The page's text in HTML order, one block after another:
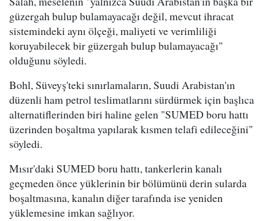
güzergah bulup bulamayacağı değil, mevcut ihracat
sistemindeki aynı ölçeği, maliyeti ve verimliliği
koruyabilecek bir güzergah bulup bulamayacağı"
olduğunu söyledi.
Bohl, Süveyş'teki sınırlamaların, Suudi Arabistan'ın
düzenli ham petrol teslimatlarını sürdürmek için başlıca
alternatiflerinden biri haline gelen "SUMED boru hattı
üzerinden boşaltma yapılarak kısmen telafi edileceğini"
söyledi.
Mısır'daki SUMED boru hattı, tankerlerin kanalı
geçmeden önce yüklerinin bir bölümünü derin sularda
boşaltmasına, kanalın diğer tarafında ise yeniden
yüklemesine imkan sağlıyor.